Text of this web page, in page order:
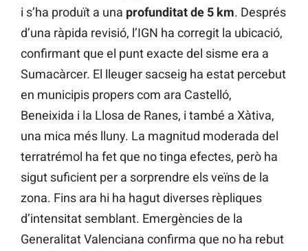
i s’ha produït a una profunditat de 5 km. Després
d’una ràpida revisió, l’IGN ha corregit la ubicació,
confirmant que el punt exacte del sisme era a
Sumacàrcer. El lleuger sacseig ha estat percebut
en municipis propers com ara Castelló,
Beneixida i la Llosa de Ranes, i també a Xàtiva,
una mica més lluny. La magnitud moderada del
terratrémol ha fet que no tinga efectes, però ha
sigut suficient per a sorprendre els veïns de la
zona. Fins ara hi ha hagut diverses rèpliques
d’intensitat semblant. Emergències de la
Generalitat Valenciana confirma que no ha rebut